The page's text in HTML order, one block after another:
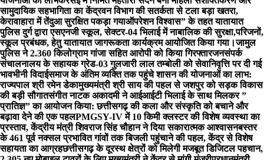
सामुदायिक सहभागिता का केंद्रवन विभाग की सतर्कता से टला बड़ा खतरा,
केरावाहारा में तेंदुआ सुरक्षित पकड़ा गयाऑपरेशन विश्वास” के तहत यातायात
पुलिस दुर्ग द्वारा एसएनजी स्कूल, सेक्टर-04 भिलाई में नाबालिक की सुरक्षा,परिजनों,
स्कूल प्रबंधक, हेतु यातायात जागरूकता कार्यक्रम आयोजित किया गया।जामुल
पुलिस ने 2.360 किलोग्राम गांजा सहित आरोपी को किया गिरफ्तारजनसंपर्क
संचालनालय के सहायक ग्रेड-03 गुलजारी लाल तम्बोली को सेवानिवृत्ति पर दी गई
भावभीनी विदाईसमाज के अंतिम व्यक्ति तक पहुंचे शासन की योजनाओं का लाभ:
राज्यपाल श्री रमेन डेकामुख्यमंत्री श्री साय की पहल से जशपुर को सड़क विकास
की बड़ी सौगातसंगीत नाटक अकादमी ने आईआईटी भिलाई के साथ मिलकर ”
प्रातिज्ञ” का आयोजन किया: छत्तीसगढ़ की कला और संस्कृति को बचाने और
बढ़ावा देने की एक पहलPMGSY-IV में 10 किमी क्लस्टर की विशेष व्यवस्था का
प्रस्ताव, केंद्रीय मंत्री शिवराज सिंह चौहान ने दिया सकारात्मक आश्वासनबस्तर
के 461 पूर्व नक्सल प्रभावित गांवों तक बिजली पहुंचाने की पहल, केंद्र से विशेष
सहायता का आग्रहछत्तीसगढ़ के दूरस्थ क्षेत्रों को मिलेगी मजबूत डिजिटल पहचान,